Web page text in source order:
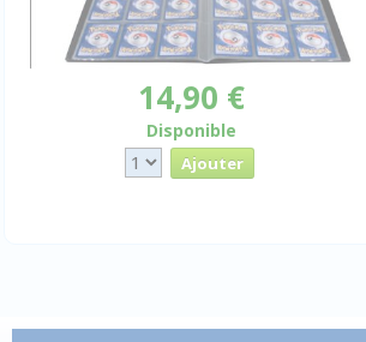
14,90 €
Disponible